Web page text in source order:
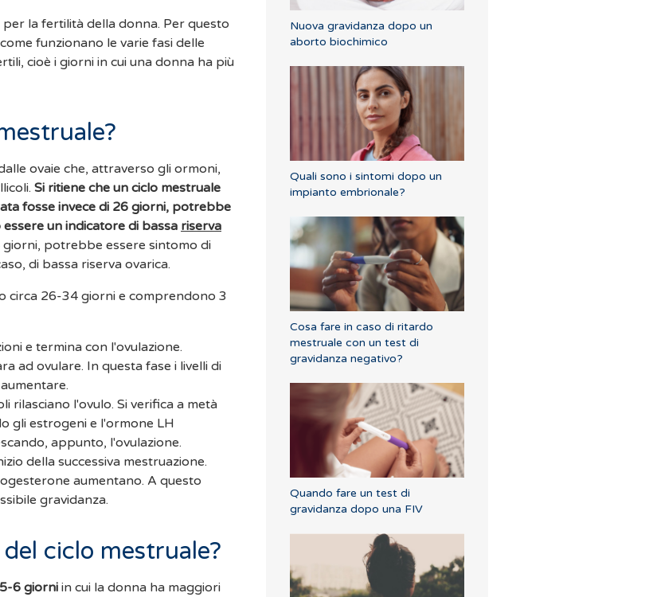
la fertilità della donna. Per questo
funzionano le varie fasi delle
cioè i giorni in cui una donna ha più
ovaie che, attraverso gli ormoni,
Si ritiene che un ciclo mestruale
fosse invece di 26 giorni, potrebbe
un indicatore di bassa riserva
giorni, potrebbe essere sintomo di
di bassa riserva ovarica.
circa 26-34 giorni e comprendono 3
e termina con l'ovulazione.
ad ovulare. In questa fase i livelli di
rilasciano l'ovulo. Si verifica a metà
gli estrogeni e l'ormone LH
appunto, l'ovulazione.
della successiva mestruazione.
aumentano. A questo
gravidanza.
ciclo mestruale?
5-6 giorni in cui la donna ha maggiori
Nuova gravidanza dopo un
aborto biochimico
Quali sono i sintomi dopo un
impianto embrionale?
Cosa fare in caso di ritardo
mestruale con un test di
gravidanza negativo?
Quando fare un test di
gravidanza dopo una FIV